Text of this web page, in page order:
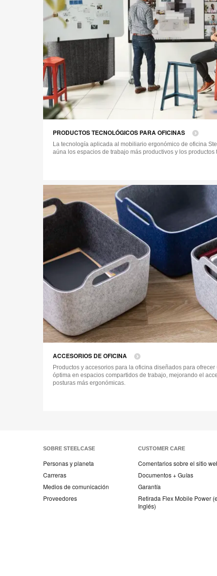
PRODUCTOS TECNOLÓGICOS PARA OFICINAS
La tecnología aplicada al mobiliario ergonómico de oficina
aúna los espacios de trabajo más productivos y los
ACCESORIOS DE OFICINA
Productos y accesorios para la oficina diseñados para
óptima en espacios compartidos de trabajo, mejorando el
posturas más ergonómicas.
SOBRE STEELCASE
Personas y planeta
Carreras
Medios de comunicación
Proveedores
CUSTOMER CARE
Comentarios sobre el sitio
Documentos + Guías
Garantía
Retirada Flex Mobile Power
Inglés)